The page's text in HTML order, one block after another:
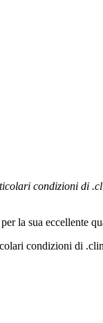
condizioni di
la sua eccellente
condizioni di